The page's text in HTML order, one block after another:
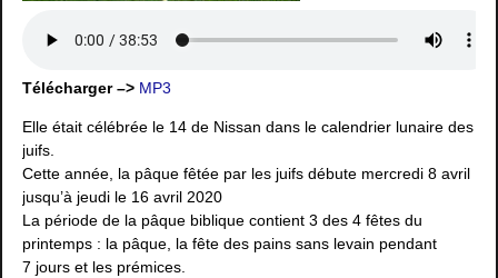
Télécharger –> MP3
Elle était célébrée le 14 de Nissan dans le calendrier lunaire des
juifs.
Cette année, la pâque fêtée par les juifs débute mercredi 8 avril
jusqu’à jeudi le 16 avril 2020
La période de la pâque biblique contient 3 des 4 fêtes du
printemps : la pâque, la fête des pains sans levain pendant
7 jours et les prémices.